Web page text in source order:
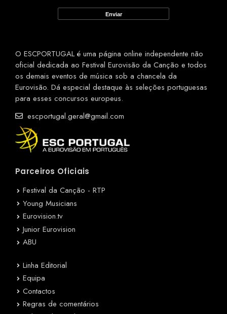
O ESCPORTUGAL é uma página online independente não
oficial dedicada ao Festival Eurovisão da Canção e todos
os demais eventos de música sob a chancela da
Eurovisão. Dá especial destaque às seleções portuguesas
para esses concursos europeus.
escportugal.geral@gmail.com
Parceiros Oficiais
Festival da Canção - RTP
Young Musicians
Eurovision.tv
Junior Eurovision
ABU
Linha Editorial
Equipa
Contactos
Regras de comentários